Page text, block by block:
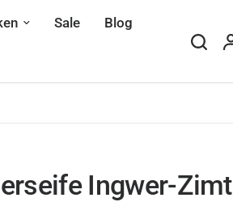
Sale Blog
Ingwer-Zimt